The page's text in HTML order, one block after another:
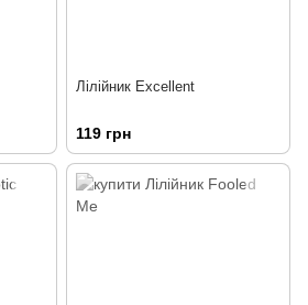
Лілійник Excellent
119 грн